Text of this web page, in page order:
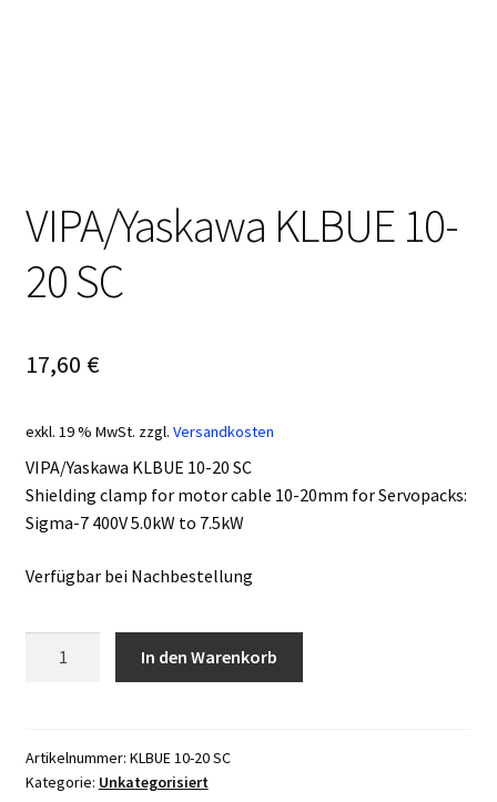
VIPA/Yaskawa KLBUE 10-
20 SC
17,60 €
exkl. 19 % MwSt. zzgl. Versandkosten
VIPA/Yaskawa KLBUE 10-20 SC
Shielding clamp for motor cable 10-20mm for Servopacks:
Sigma-7 400V 5.0kW to 7.5kW
Verfügbar bei Nachbestellung
SC
Menge
In den Warenkorb
Artikelnummer: KLBUE 10-20 SC
Kategorie: Unkategorisiert